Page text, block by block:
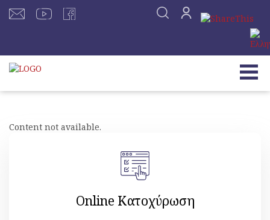
Content not available.
Online Κατοχύρωση